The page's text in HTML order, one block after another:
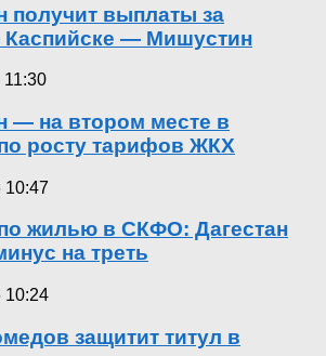
получит выплаты за
Каспийске — Мишустин
11:30
— на втором месте в
росту тарифов ЖКХ
10:47
жилью в СКФО: Дагестан
на треть
10:24
защитит титул в